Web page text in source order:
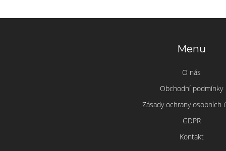
Menu
O nás
Obchodní podmínky
Zásady ochrany osobních
GDPR
Kontakt